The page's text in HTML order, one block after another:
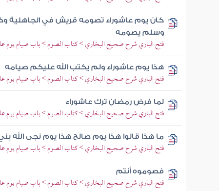
كان يوم عاشوراء تصومه قريش في الجاهلية
وسلم يصومه
فتح الباري شرح صحيح البخاري > كتاب الصوم > باب صيام يوم
هذا يوم عاشوراء ولم يكتب الله عليكم صيامه
فتح الباري شرح صحيح البخاري > كتاب الصوم > باب صيام يوم
لما فرض رمضان ترك عاشوراء
فتح الباري شرح صحيح البخاري > كتاب الصوم > باب صيام يوم
ما هذا قالوا هذا يوم صالح هذا يوم نجى الله
فتح الباري شرح صحيح البخاري > كتاب الصوم > باب صيام يوم
فصوموه أنتم
فتح الباري شرح صحيح البخاري > كتاب الصوم > باب صيام يوم